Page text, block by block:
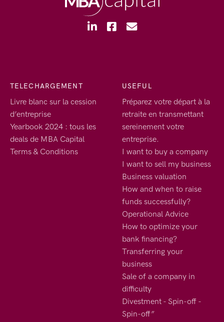
TELECHARGEMENT
Livre blanc sur la cession
d’entreprise
Yearbook 2024 : tous les
deals de MBA Capital
Terms & Conditions
USEFUL
Préparez votre départ à la
retraite en transmettant
sereinement votre
entreprise.
I want to buy a company
I want to sell my business
Business valuation
How and when to raise
funds successfully?
Operational Advice
How to optimize your
bank financing?
Transferring your
business
Sale of a company in
difficulty
Divestment - Spin-off -
Spin-off”